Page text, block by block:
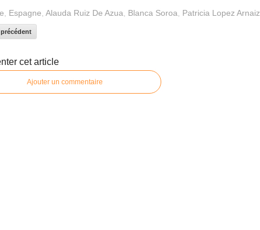
Espagne Alauda Ruiz De Azua Blanca Soroa Patricia Lopez Arnaiz
cet article
Ajouter un commentaire